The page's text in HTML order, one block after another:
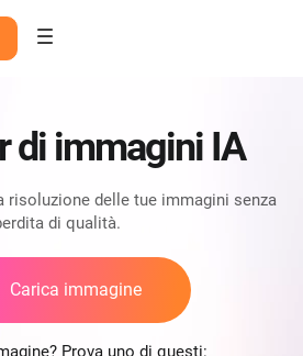
di immagini IA
risoluzione delle tue immagini senza
di qualità.
Carica immagine
Prova uno di questi: